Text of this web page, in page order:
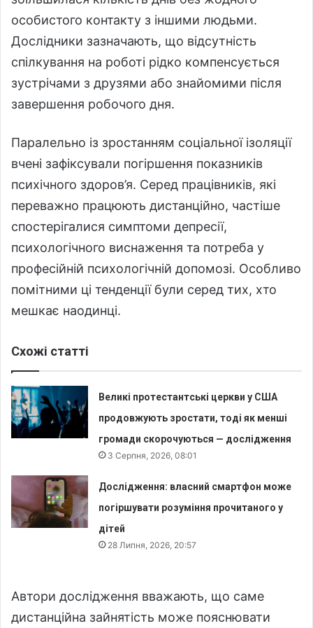
особистого контакту з іншими людьми.
Дослідники зазначають, що відсутність
спілкування на роботі рідко компенсується
зустрічами з друзями або знайомими після
завершення робочого дня.
Паралельно із зростанням соціальної ізоляції
вчені зафіксували погіршення показників
психічного здоров’я. Серед працівників, які
переважно працюють дистанційно, частіше
спостерігалися симптоми депресії,
психологічного виснаження та потреба у
професійній психологічній допомозі. Особливо
помітними ці тенденції були серед тих, хто
мешкає наодинці.
Схожі статті
Великі протестантські церкви у США
продовжують зростати, тоді як менші
громади скорочуються — дослідження
3 Серпня, 2026, 08:01
Дослідження: власний смартфон може
погіршувати розуміння прочитаного у
дітей
28 Липня, 2026, 20:57
Автори дослідження вважають, що саме
дистанційна зайнятість може пояснювати